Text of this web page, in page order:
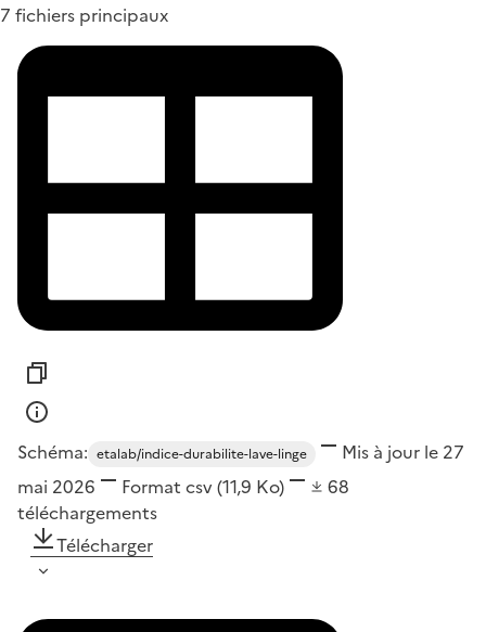
7 fichiers principaux
Schéma: etalab/indice-durabilite-lave-linge
Mis à jour le 27
mai 2026
Format csv(11,9 Ko)
68
téléchargements
Télécharger